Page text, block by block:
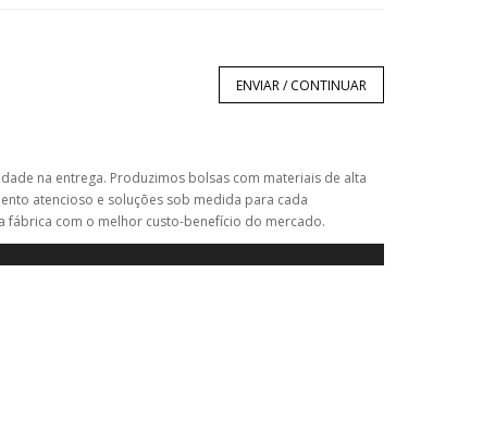
ENVIAR / CONTINUAR
na entrega. Produzimos bolsas com materiais de alta
atencioso e soluções sob medida para cada
fábrica com o melhor custo-benefício do mercado.